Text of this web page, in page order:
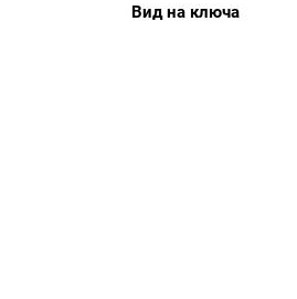
Вид на ключа